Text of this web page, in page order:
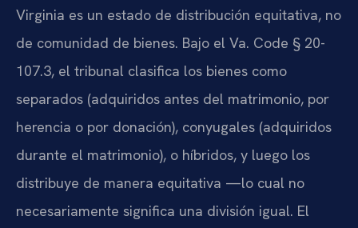
Virginia es un estado de distribución equitativa, no
de comunidad de bienes. Bajo el Va. Code § 20-
107.3, el tribunal clasifica los bienes como
separados (adquiridos antes del matrimonio, por
herencia o por donación), conyugales (adquiridos
durante el matrimonio), o híbridos, y luego los
distribuye de manera equitativa —lo cual no
necesariamente significa una división igual. El